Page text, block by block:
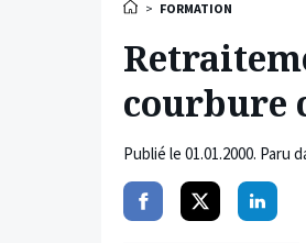
> FORMATION
courbure
Publié le 01.01.2000. Paru
PartagerPartagerPartager